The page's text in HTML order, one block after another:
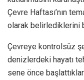
Çevre Haftası’nın
olarak belirlediklerini
Çevreye kontrolsüz
denizlerdeki hayatı
sene önce